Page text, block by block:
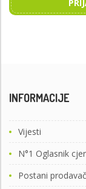
INFORMACIJE
Vijesti
N°1 Oglasnik
Postani prodavač